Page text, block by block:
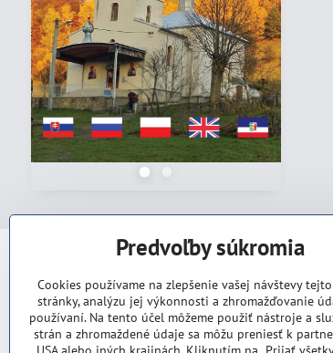
Predvoľby súkromia
Cookies používame na zlepšenie vašej návštevy
stránky, analýzu jej výkonnosti a zhromažďovanie
používaní. Na tento účel môžeme použiť nástroje a
strán a zhromaždené údaje sa môžu preniesť k